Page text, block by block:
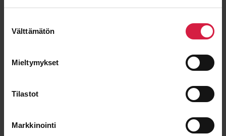
valinta
Välttämätön
Mieltymykset
Tilastot
Markkinointi